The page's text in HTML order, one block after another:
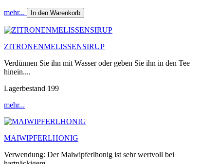
mehr... In den Warenkorb
ZITRONENMELISSENSIRUP
Verdünnen Sie ihn mit Wasser oder geben Sie ihn in den Tee
hinein....
Lagerbestand 199
mehr...
MAIWIPFERLHONIG
Verwendung: Der Maiwipferlhonig ist sehr wertvoll bei